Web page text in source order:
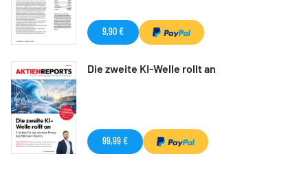
9,90 €
Die zweite KI-Welle rollt an
99,99 €